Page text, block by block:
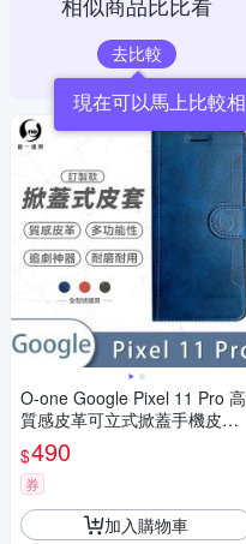
去比較
O-one Google Pixel 11 Pro 高
質感皮革可立式掀蓋手機皮套
手機殼
$490
券
加入購物車